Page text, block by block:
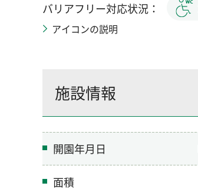
バリアフリー対応状況：
アイコンの説明
施設情報
開園年月日
面積